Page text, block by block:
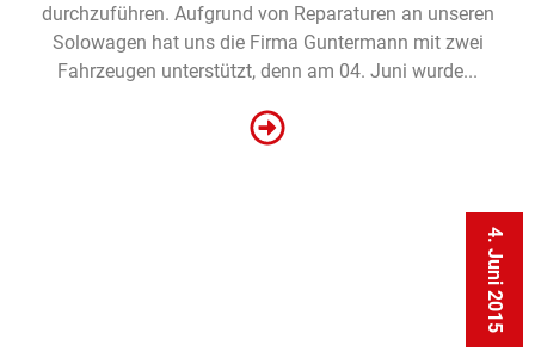
durchzuführen. Aufgrund von Reparaturen an unseren
Solowagen hat uns die Firma Guntermann mit zwei
Fahrzeugen unterstützt, denn am 04. Juni wurde...
4. Juni 2015